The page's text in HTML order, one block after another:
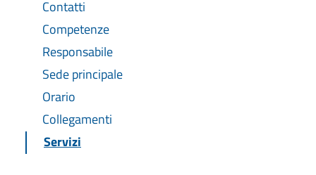
Contatti
Competenze
Responsabile
Sede principale
Orario
Collegamenti
Servizi